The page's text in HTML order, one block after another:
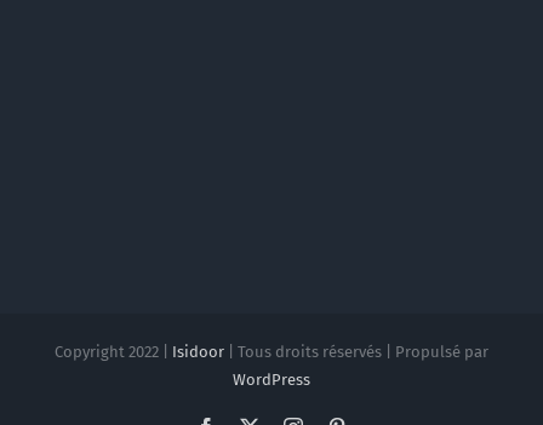
Copyright 2022 | Isidoor | Tous droits réservés | Propulsé par
WordPress